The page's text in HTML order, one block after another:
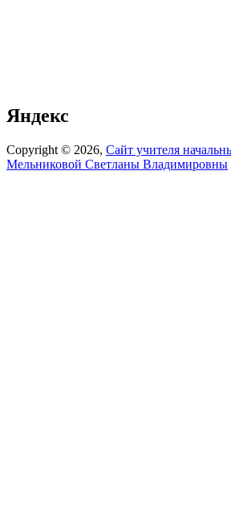
Яндекс
Copyright © 2026, Сайт учителя
Мельниковой Светланы Владимировны